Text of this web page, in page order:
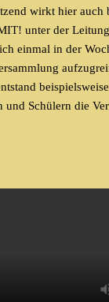
wirkt hier auch
unter der
einmal in der
und Schülern die